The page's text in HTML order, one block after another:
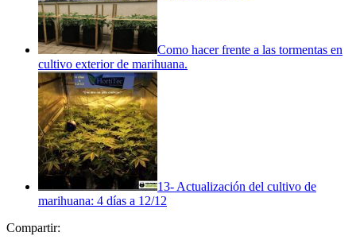
Como hacer frente a las tormentas en
cultivo exterior de marihuana.
13- Actualización del cultivo de
marihuana: 4 días a 12/12
Compartir: